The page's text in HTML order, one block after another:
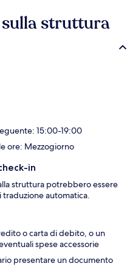
struttura
15:00-19:00
ore: Mezzogiorno
in
struttura potrebbero essere
automatica.
o carta di debito, o un
spese accessorie
presentare un documento